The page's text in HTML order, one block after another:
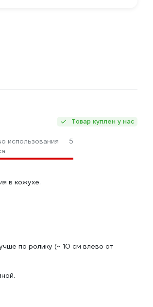
Товар куплен у нас
использования
5
в кожухе.
по ролику (~ 10 см влево от